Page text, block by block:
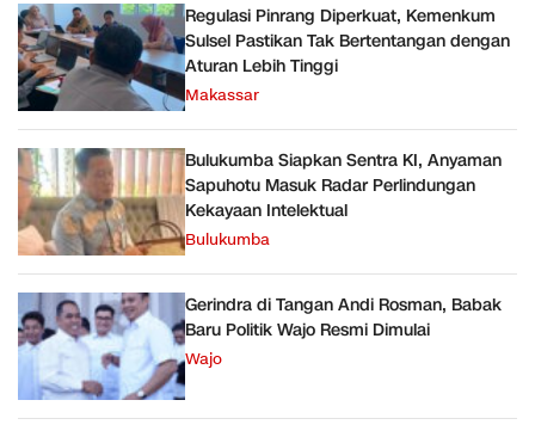
Regulasi Pinrang Diperkuat, Kemenkum
Sulsel Pastikan Tak Bertentangan dengan
Aturan Lebih Tinggi
Makassar
Bulukumba Siapkan Sentra KI, Anyaman
Sapuhotu Masuk Radar Perlindungan
Kekayaan Intelektual
Bulukumba
Gerindra di Tangan Andi Rosman, Babak
Baru Politik Wajo Resmi Dimulai
Wajo